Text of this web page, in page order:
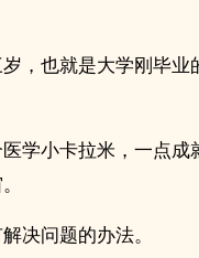
，也就是大学刚毕
学小卡拉米，一点
决问题的办法。